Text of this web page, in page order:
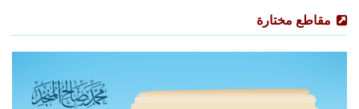
مقاطع مختارة